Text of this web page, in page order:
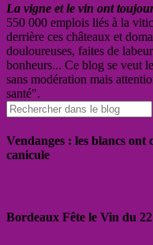
La vigne et le vin ont
550 000 emplois liés à la
derrière ces châteaux et
douloureuses, faites de
bonheurs... Ce blog se veut
sans modération mais
santé".
Vendanges : les blancs ont
canicule
Bordeaux Fête le Vin du